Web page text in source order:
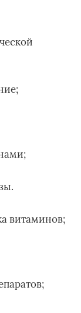
витаминов;